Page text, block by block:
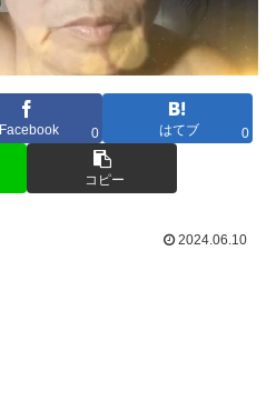
Facebook 0 はてブ 0
コピー
2024.06.10